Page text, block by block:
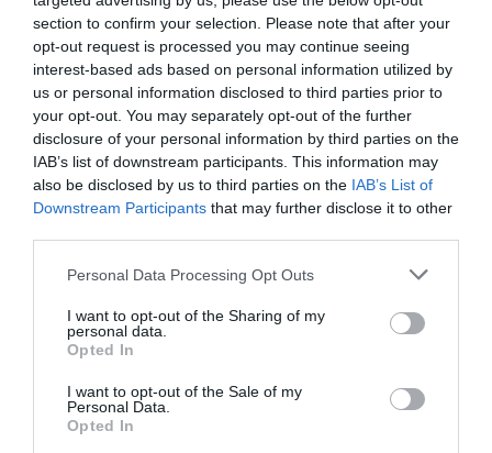
section to confirm your selection. Please note that after your
opt-out request is processed you may continue seeing
interest-based ads based on personal information utilized by
us or personal information disclosed to third parties prior to
your opt-out. You may separately opt-out of the further
disclosure of your personal information by third parties on the
IAB’s list of downstream participants. This information may
also be disclosed by us to third parties on the IAB’s List of
Downstream Participants that may further disclose it to other
Please note that this website/app uses one or more Google
not limited to your visit or usage behaviour. You may click to
grant or deny consent to Google and its third-party tags to
use your data for below specified purposes in below Google
consent section.
Personal Data Processing Opt Outs
I want to opt-out of the Sharing of my
personal data.
Opted In
I want to opt-out of the Sale of my
Personal Data.
Opted In
tartanak, Gyura Fanni népdalénekes, a
Csalamádé népzenekar (Egri Farkas Ferenc
Zeneiskola) és az Egri Szimfonikus Zenekar
közreműködésében. A műsorrólITT lehet
olvasni.
Facebook)